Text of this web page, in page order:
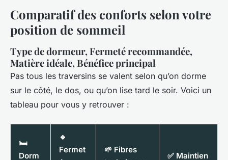
Comparatif des conforts selon votre
position de sommeil
Type de dormeur, Fermeté recommandée,
Matière idéale, Bénéfice principal
Pas tous les traversins se valent selon qu’on dorme
sur le côté, le dos, ou qu’on lise tard le soir. Voici un
tableau pour vous y retrouver :
🛏️
Dorm
🔹
Fermet
🌱 Fibres
✅ Maintien